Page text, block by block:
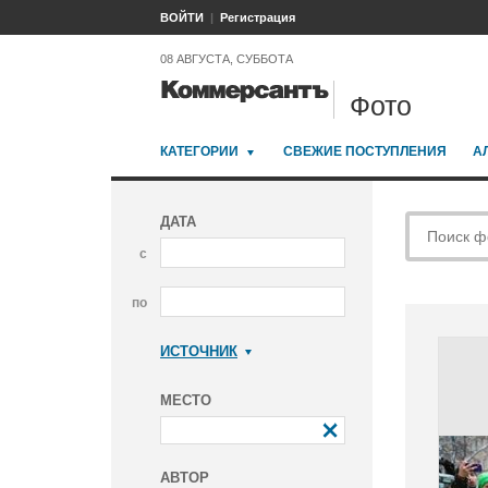
ВОЙТИ Регистрация
08 АВГУСТА, СУББОТА
Фото
КАТЕГОРИИ СВЕЖИЕ ПОСТУПЛЕНИЯ
ДАТА
с
по
ИСТОЧНИК
МЕСТО
АВТОР